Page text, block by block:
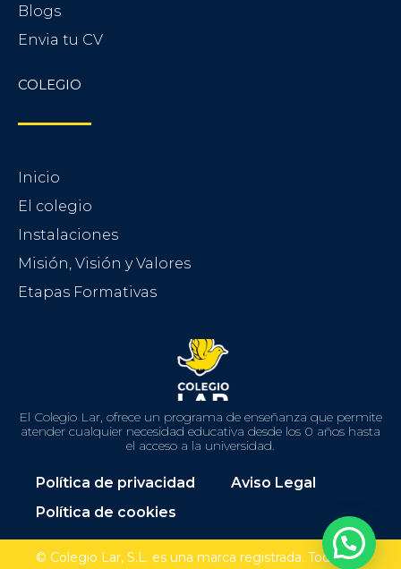
El Colegio Lar, ofrece un programa de enseñanza que permite
atender cualquier necesidad educativa desde los 0 años hasta
el acceso a la universidad.
Política de privacidad
Aviso Legal
Política de cookies
COLEGIO
Inicio
El colegio
Instalaciones
Misión, Visión y Valores
Etapas Formativas
Blogs
Envia tu CV
© Colegio Lar, S.L. es una marca registrada. Todos los